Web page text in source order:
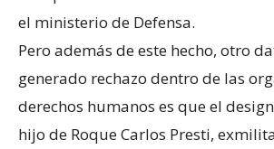
el ministerio de Defensa.
Pero además de este hecho, otro
generado rechazo dentro de las
derechos humanos es que el
hijo de Roque Carlos Presti,